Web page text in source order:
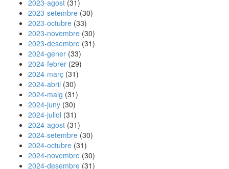
2023-agost (31)
2023-setembre (30)
2023-octubre (33)
2023-novembre (30)
2023-desembre (31)
2024-gener (33)
2024-febrer (29)
2024-març (31)
2024-abril (30)
2024-maig (31)
2024-juny (30)
2024-juliol (31)
2024-agost (31)
2024-setembre (30)
2024-octubre (31)
2024-novembre (30)
2024-desembre (31)